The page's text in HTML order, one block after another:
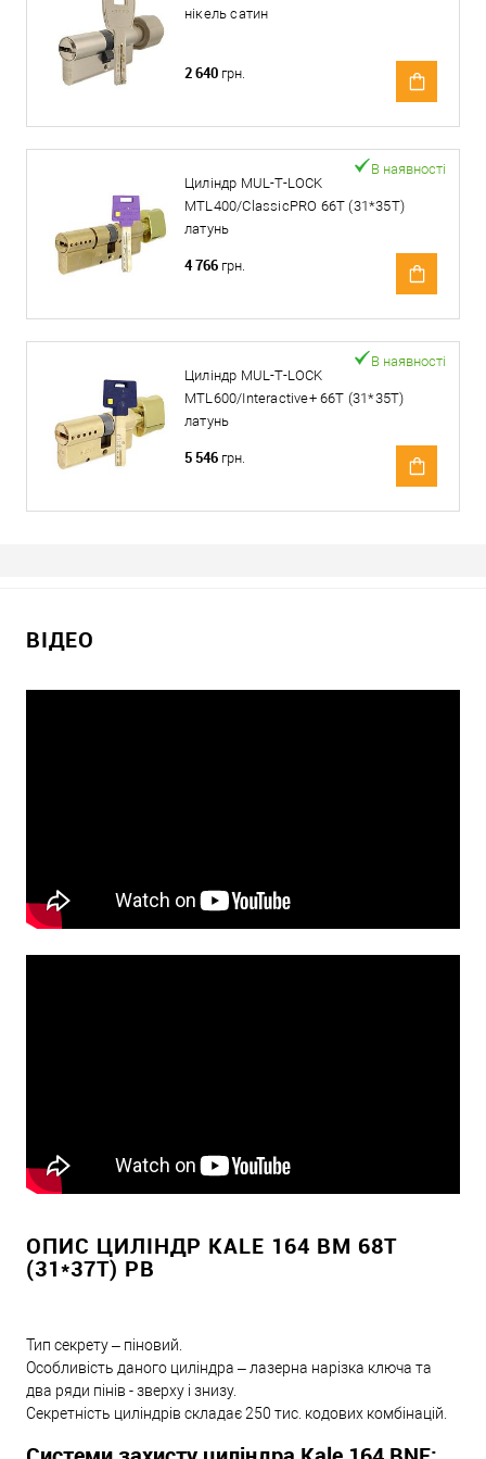
нікель сатин
2 640 грн.
Циліндр MUL-T-LOCK
MTL400/ClassicPRO 66T (31*35T)
латунь
В наявності
4 766 грн.
Циліндр MUL-T-LOCK
MTL600/Interactive+ 66T (31*35T)
латунь
В наявності
5 546 грн.
ВІДЕО
ОПИС ЦИЛІНДР KALE 164 BM 68T
(31*37T) PB
Тип секрету – піновий.
Особливість даного циліндра – лазерна нарізка ключа та
два ряди пінів - зверху і знизу.
Секретність циліндрів складає 250 тис. кодових комбінацій.